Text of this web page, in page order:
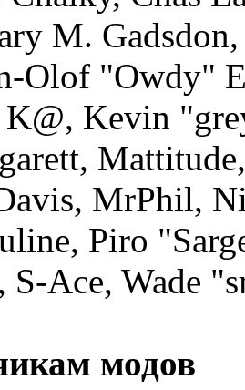
M.
Olof "Owdy"
K@, Kevin
MrPhil,
Piro
S-Ace, Wade
модов